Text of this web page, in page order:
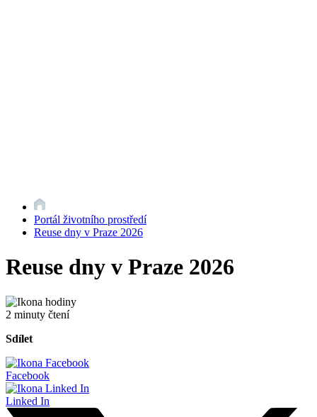
Portál životního prostředí
Reuse dny v Praze 2026
Reuse dny v Praze 2026
2 minuty čtení
Sdílet
Facebook
Linked In